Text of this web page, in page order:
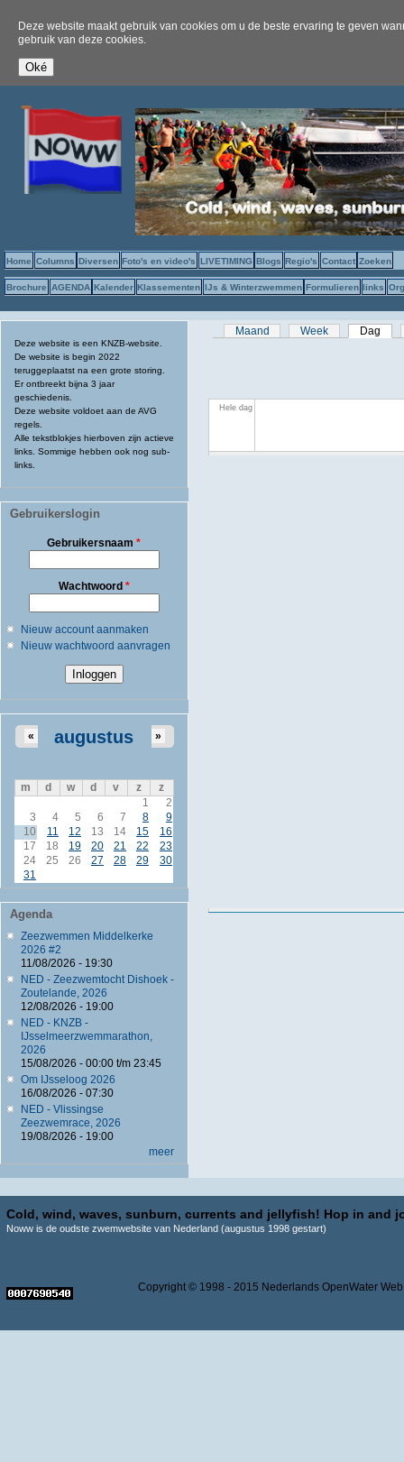
Deze website maakt gebruik van cookies om u de beste ervaring te geven
gebruik van deze cookies.
Home Columns Diversen Foto's en video's LIVETIMING Blogs Regio's Contact Zoeken
Brochure AGENDA Kalender Klassementen IJs & Winterzwemmen Formulieren links
Deze website is een KNZB-website.
De website is begin 2022
teruggeplaatst na een grote storing.
Er ontbreekt bijna 3 jaar
geschiedenis.
Deze website voldoet aan de AVG
regels.
Alle tekstblokjes hierboven zijn actieve
links. Sommige hebben ook nog sub-
links.
Gebruikerslogin
Gebruikersnaam*
Wachtwoord *
Nieuw account aanmaken
Nieuw wachtwoord aanvragen
augustus
« »
m d w d v z
z
1
2
3
4 5 6 7 8
9
10
11 12 13 14 15
16
17
18 19 20 21 22
23
24
25 26 27 28 29
30
31
Agenda
Zeezwemmen Middelkerke
2026 #2
11/08/2026 - 19:30
NED - Zeezwemtocht Dishoek -
Zoutelande, 2026
12/08/2026 - 19:00
NED - KNZB -
IJsselmeerzwemmarathon,
2026
15/08/2026 - 00:00t/m 23:45
Om IJsseloog 2026
16/08/2026 - 07:30
NED - Vlissingse
Zeezwemrace, 2026
19/08/2026 - 19:00
meer
Primaire tabs
Maand Week Dag
Hele dag
Cold, wind, waves, sunburn, currents and jellyfish! Hop in and
Noww is de oudste zwemwebsite van Nederland (augustus 1998 gestart)
Copyright © 1998 - 2015 Nederlands OpenWater